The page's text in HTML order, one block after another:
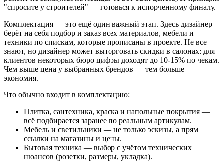
"спросите у строителей" — готовься к испорченному финалу.
Комплектация — это ещё один важный этап. Здесь дизайнер
берёт на себя подбор и заказ всех материалов, мебели и
техники по спискам, которые прописаны в проекте. Не все
знают, но дизайнер может выторговать скидки в салонах: для
клиентов некоторых бюро цифры доходят до 10-15% по чекам.
Чем выше цена у выбранных брендов — тем больше
экономия.
Что обычно входит в комплектацию:
Плитка, сантехника, краска и напольные покрытия —
всё подбирается заранее по реальным артикулам.
Мебель и светильники — не только эскизы, а прям
ссылки на магазины и цены.
Бытовая техника — выбор с учётом технических
нюансов (розетки, размеры, укладка).